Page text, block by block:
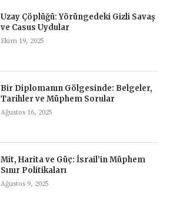
Uzay Çöplüğü: Yörüngedeki Gizli Savaş
ve Casus Uydular
Ekim 19, 2025
Bir Diplomanın Gölgesinde: Belgeler,
Tarihler ve Müphem Sorular
Ağustos 16, 2025
Mit, Harita ve Güç: İsrail’in Müphem
Sınır Politikaları
Ağustos 9, 2025